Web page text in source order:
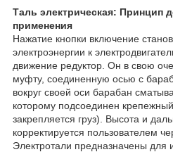
Таль электрическая: Принцип
применения
Нажатие кнопки включение
электроэнергии к
движение редуктор. Он в свою
муфту, соединенную осью с
вокруг своей оси барабан
которому подсоединен
закрепляется груз). Высота и
корректируется пользователем
Электротали предназначены для